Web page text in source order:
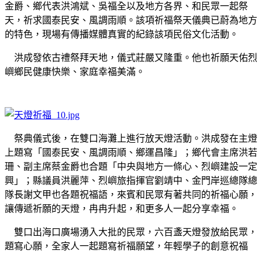
金爵、鄉代表洪鴻斌、吳福全以及地方各界、和民眾一起祭
天，祈求國泰民安、風調雨順。該項祈福祭天儀典已蔚為地方
的特色，現場有傳播媒體真實的紀錄該項民俗文化活動。
洪成發依古禮祭拜天地，儀式莊嚴又隆重。他也祈願天佑烈
嶼鄉民健康快樂、家庭幸福美滿。
祭典儀式後，在雙口海灘上進行放天燈活動。洪成發在主燈
上題寫「國泰民安、風調雨順、鄉運昌隆」；鄉代會主席洪若
珊、副主席蔡金爵也合題「中央與地方一條心、烈嶼建設一定
興」；縣議員洪麗萍、烈嶼旅指揮官劉靖中、金門岸巡總隊總
隊長謝文甲也各題祝福語，來賓和民眾有著共同的祈福心願，
讓傳遞祈願的天燈，冉冉升起，和更多人一起分享幸福。
雙口出海口廣場湧入大批的民眾，六百盞天燈發放給民眾，
題寫心願，全家人一起題寫祈福願望，年輕學子的創意祝福